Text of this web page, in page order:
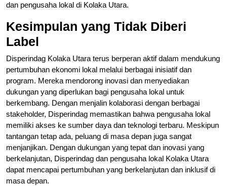
dan pengusaha lokal di Kolaka Utara.
Kesimpulan yang Tidak Diberi
Label
Disperindag Kolaka Utara terus berperan aktif dalam mendukung
pertumbuhan ekonomi lokal melalui berbagai inisiatif dan
program. Mereka mendorong inovasi dan menyediakan
dukungan yang diperlukan bagi pengusaha lokal untuk
berkembang. Dengan menjalin kolaborasi dengan berbagai
stakeholder, Disperindag memastikan bahwa pengusaha lokal
memiliki akses ke sumber daya dan teknologi terbaru. Meskipun
tantangan tetap ada, peluang di masa depan juga sangat
menjanjikan. Dengan dukungan yang tepat dan inovasi yang
berkelanjutan, Disperindag dan pengusaha lokal Kolaka Utara
dapat mencapai pertumbuhan yang berkelanjutan dan inklusif di
masa depan.